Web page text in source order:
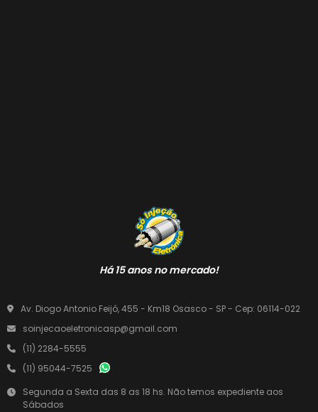
Há 15 anos no mercado!
Av. Diogo Antonio Feijó, 455 - Km18 Osasco - SP - Cep: 06114-022
soinjecaoeletronicasp@gmail.com
(11) 2284-5555
(11) 95044-7525
Segunda a Sexta das 8 as 18 hs. Não temos expediente aos
Sábados